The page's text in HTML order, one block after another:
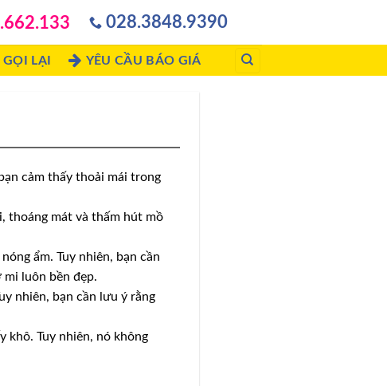
028.3848.9390
GỌI LẠI YÊU CẦU BÁO GIÁ
cảm thấy thoải mái trong
thoáng mát và thấm hút mồ
ẩm. Tuy nhiên, bạn cần
mi luôn bền đẹp.
nhiên, bạn cần lưu ý rằng
khô. Tuy nhiên, nó không